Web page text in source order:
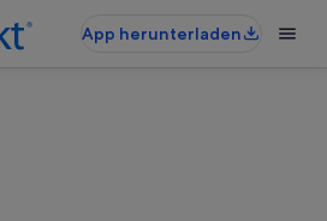
App herunterladen